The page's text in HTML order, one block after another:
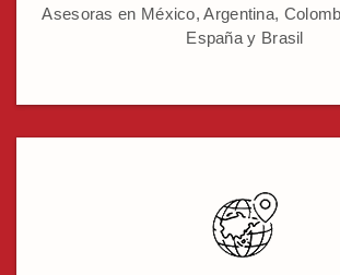
Asesoras en México, Argentina,
España y Brasil